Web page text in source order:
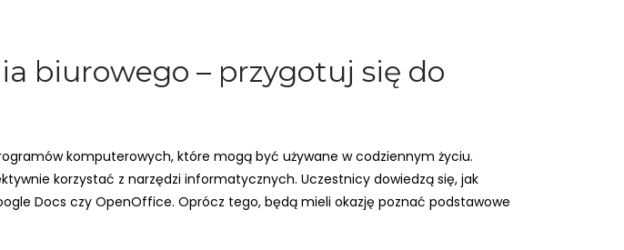
biurowego – przygotuj się do
komputerowych, które mogą być używane w codziennym życiu.
korzystać z narzędzi informatycznych. Uczestnicy dowiedzą się, jak
Docs czy OpenOffice. Oprócz tego, będą mieli okazję poznać podstawowe